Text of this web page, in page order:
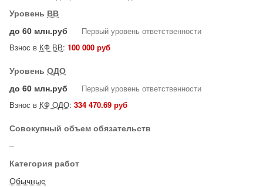
Уровень ВВ
до 60 млн.руб
Первый уровень ответственности
Взнос в КФ ВВ: 100 000 руб
Уровень ОДО
до 60 млн.руб
Первый уровень ответственности
Взнос в КФ ОДО: 334 470.69 руб
Совокупный объем обязательств
–
Категория работ
Обычные